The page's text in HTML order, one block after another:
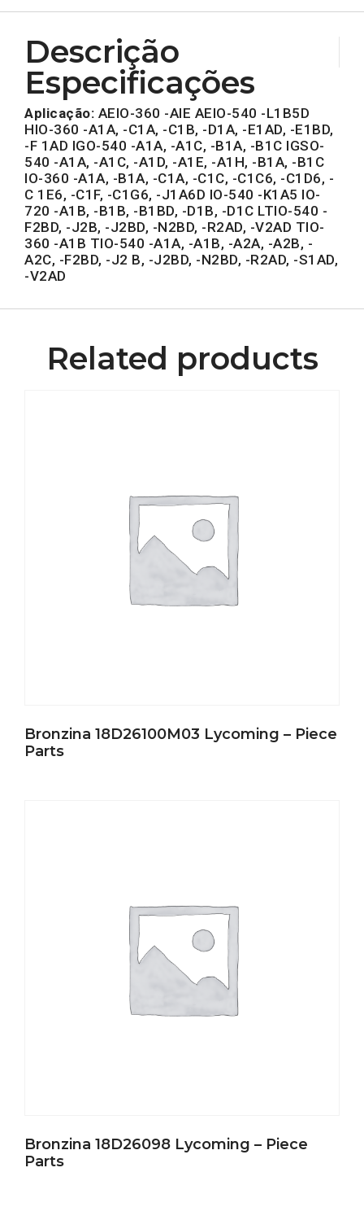
Descrição
Especificações
Aplicação: AEIO-360 -AIE AEIO-540 -L1B5D
HIO-360 -A1A, -C1A, -C1B, -D1A, -E1AD, -E1BD,
-F 1AD IGO-540 -A1A, -A1C, -B1A, -B1C IGSO-
540 -A1A, -A1C, -A1D, -A1E, -A1H, -B1A, -B1C
IO-360 -A1A, -B1A, -C1A, -C1C, -C1C6, -C1D6, -
C 1E6, -C1F, -C1G6, -J1A6D IO-540 -K1A5 IO-
720 -A1B, -B1B, -B1BD, -D1B, -D1C LTIO-540 -
F2BD, -J2B, -J2BD, -N2BD, -R2AD, -V2AD TIO-
360 -A1B TIO-540 -A1A, -A1B, -A2A, -A2B, -
A2C, -F2BD, -J2 B, -J2BD, -N2BD, -R2AD, -S1AD,
-V2AD
Related products
Bronzina 18D26100M03 Lycoming – Piece
Parts
Bronzina 18D26098 Lycoming – Piece
Parts